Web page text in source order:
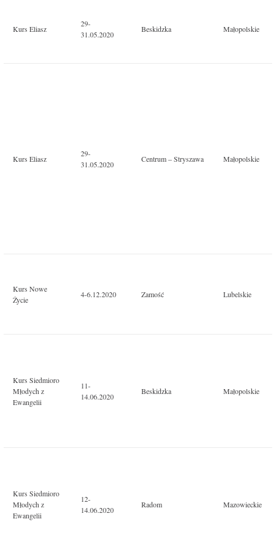
Kurs Eliasz
29-
31.05.2020
Beskidzka Małopolskie
Kurs Eliasz
29-
31.05.2020
Centrum – Stryszawa Małopolskie
Kurs Nowe
Życie
4-6.12.2020 Zamość Lubelskie
Kurs Siedmioro
Młodych z
Ewangelii
11-
14.06.2020
Beskidzka Małopolskie
Kurs Siedmioro
Młodych z
Ewangelii
12-
14.06.2020
Radom Mazowieckie